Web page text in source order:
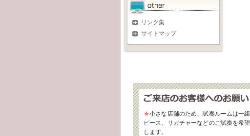
リンク集
サイトマップ
★小さな店舗のため、試奏ルームは一
ピース、リガチャーなどのご試奏を希
します。